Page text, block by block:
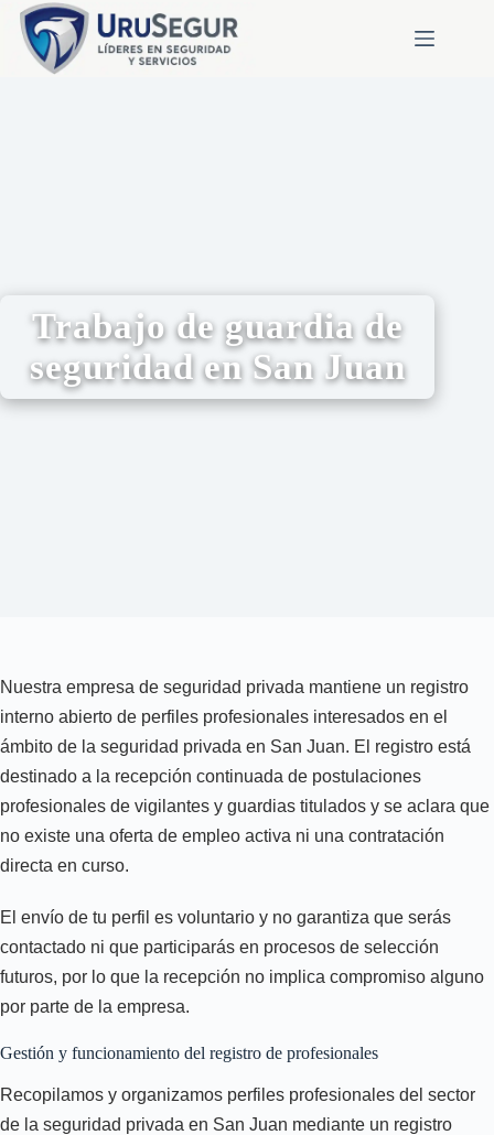
Trabajo de guardia de
seguridad en San Juan
Nuestra empresa de seguridad privada mantiene un registro
interno abierto de perfiles profesionales interesados en el
ámbito de la seguridad privada en San Juan. El registro está
destinado a la recepción continuada de postulaciones
profesionales de vigilantes y guardias titulados y se aclara que
no existe una oferta de empleo activa ni una contratación
directa en curso.
El envío de tu perfil es voluntario y no garantiza que serás
contactado ni que participarás en procesos de selección
futuros, por lo que la recepción no implica compromiso alguno
por parte de la empresa.
Gestión y funcionamiento del registro de profesionales
Recopilamos y organizamos perfiles profesionales del sector
de la seguridad privada en San Juan mediante un registro